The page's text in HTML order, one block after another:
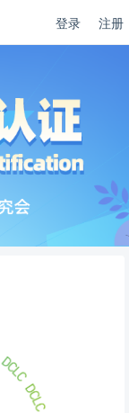
登录 注册